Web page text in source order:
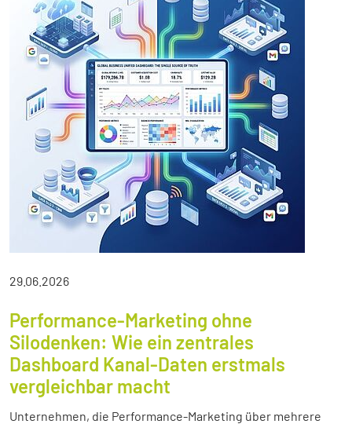
29.06.2026
Performance-Marketing ohne
Silodenken: Wie ein zentrales
Dashboard Kanal-Daten erstmals
vergleichbar macht
Unternehmen, die Performance-Marketing über mehrere